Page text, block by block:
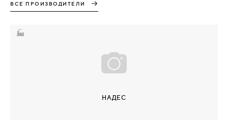
ВСЕ ПРОИЗВОДИТЕЛИ
НАДЕС